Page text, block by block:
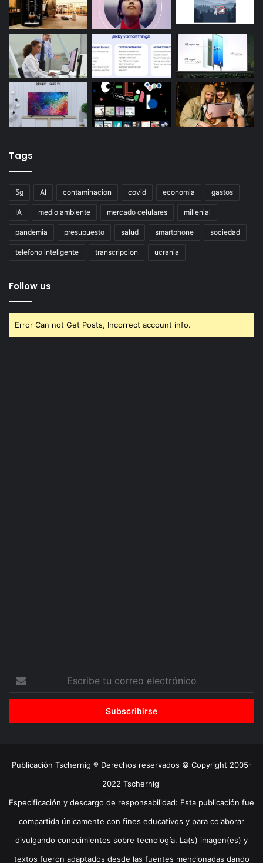
Tags
5g AI contaminacion covid economia gastos
IA medio ambiente mercado celulares millenial
pandemia presupuesto salud smartphone sociedad
telefono inteligente transcripcion ucrania
Follow us
Error Can not Get Posts, Incorrect account info.
correo
Publicación Tschernig ® Derechos reservados © Copyright 2005-
2022 Tschernig'
Especificación y descargo de responsabilidad: Esta publicación fue
compartida únicamente con fines educativos y para colaborar
divulgando conocimientos sobre tecnología. La(s) imagen(es) y
textos fueron adaptados desde las fuentes mencionadas dando